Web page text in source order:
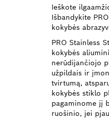
Ieškote
Išbandykite
kokybės
PRO Stainless
kokybės
nerūdijančiojo
užpildais ir
tvirtumą,
kokybės stiklo
pagaminome jį
ruošinio, jei